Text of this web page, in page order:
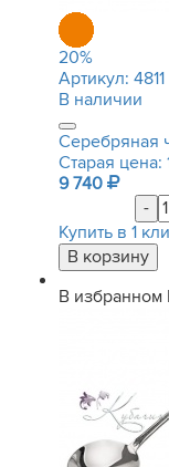
20%
Артикул: 4811
В наличии
Серебряная
Старая цена:
9 740
-
Купить в 1
В избранном